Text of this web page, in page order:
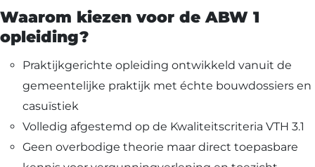
Waarom kiezen voor de ABW 1
opleiding?
Praktijkgerichte opleiding ontwikkeld vanuit de
gemeentelijke praktijk met échte bouwdossiers en
casuïstiek
Volledig afgestemd op de Kwaliteitscriteria VTH 3.1
Geen overbodige theorie maar direct toepasbare